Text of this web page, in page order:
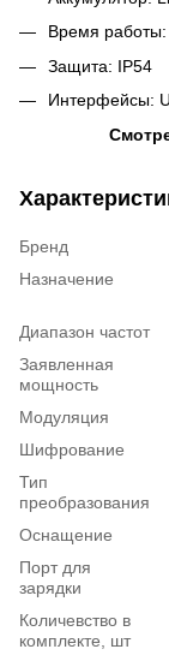
Время
Защита: IP54
Интерфейсы:
Бренд
Назначение
Диапазон частот
Заявленная
мощность
Модуляция
Шифрование
Тип
преобразования
Оснащение
Порт для
зарядки
Количевство в
комплекте, шт